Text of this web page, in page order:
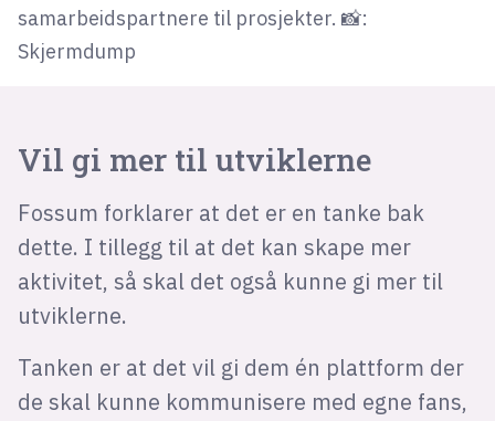
samarbeidspartnere til prosjekter. 📸:
Skjermdump
Vil gi mer til utviklerne
Fossum forklarer at det er en tanke bak
dette. I tillegg til at det kan skape mer
aktivitet, så skal det også kunne gi mer til
utviklerne.
Tanken er at det vil gi dem én plattform der
de skal kunne kommunisere med egne fans,